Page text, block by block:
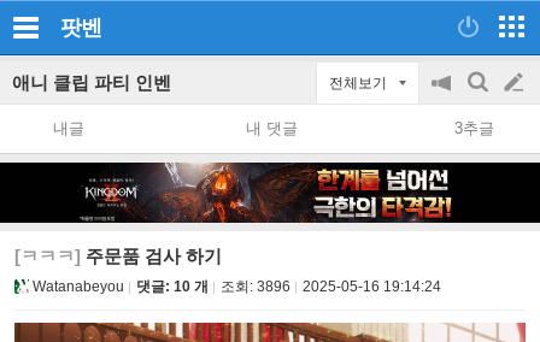
팟벤
애니 클립 파티 인벤 전체보기
공
on/off
검
색
글
쓰
내글 내 댓글 3추글
[ㅋㅋㅋ] 주문품 검사 하기
Watanabeyou 댓글: 10 개 조회: 3896 2025-05-16 19:14:24